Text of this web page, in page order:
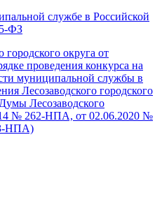
службе в Российской
ФЗ
округа от
проведения конкурса на
муниципальной службы в
Лесозаводского городского
Лесозаводского
№ 262-НПА, от 02.06.2020 №
НПА)